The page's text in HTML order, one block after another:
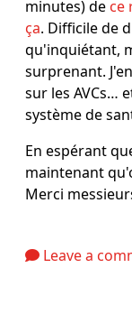
minutes) de ce
ça. Difficile de
qu'inquiétant,
surprenant.
sur les AVCs…
système de
En espérant
maintenant
Merci
Leave a